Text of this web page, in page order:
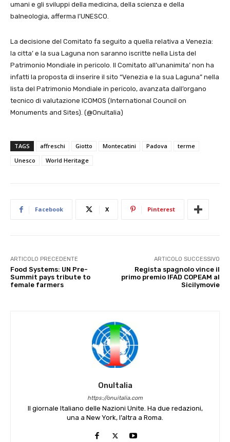
umani e gli sviluppi della medicina, della scienza e della
balneologia, afferma l’UNESCO.
La decisione del Comitato fa seguito a quella relativa a Venezia:
la citta’ e la sua Laguna non saranno iscritte nella Lista del
Patrimonio Mondiale in pericolo. Il Comitato all’unanimita’ non ha
infatti la proposta di inserire il sito “Venezia e la sua Laguna” nella
lista del Patrimonio Mondiale in pericolo, avanzata dall’organo
tecnico di valutazione ICOMOS (International Council on
Monuments and Sites). (@OnuItalia)
TAGS affreschi Giotto Montecatini Padova
terme
Unesco
World Heritage
Facebook X Pinterest
ARTICOLO PRECEDENTE
Food Systems: UN Pre-
Summit pays tribute to
female farmers
ARTICOLO SUCCESSIVO
Regista spagnolo vince il
primo premio IFAD COPEAM al
Sicilymovie
OnuItalia
https://onuitalia.com
Il giornale Italiano delle Nazioni Unite. Ha due redazioni,
una a New York, l’altra a Roma.